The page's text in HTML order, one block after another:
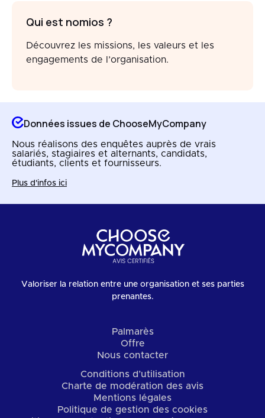
Qui est nomios ?
Découvrez les missions, les valeurs et les
engagements de l’organisation.
Données issues de ChooseMyCompany
Nous réalisons des enquêtes auprès de vrais
salariés, stagiaires et alternants, candidats,
étudiants, clients et fournisseurs.
Plus d'infos ici
Valoriser la relation entre une organisation et ses parties
prenantes.
Palmarès
Offre
Nous contacter
Conditions d’utilisation
Charte de modération des avis
Mentions légales
Politique de gestion des cookies